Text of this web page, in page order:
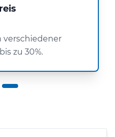
verschiedener
zu 30%.